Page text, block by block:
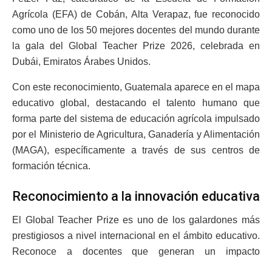
Agrícola (EFA) de Cobán, Alta Verapaz, fue reconocido
como uno de los 50 mejores docentes del mundo durante
la gala del Global Teacher Prize 2026, celebrada en
Dubái, Emiratos Árabes Unidos.
Con este reconocimiento, Guatemala aparece en el mapa
educativo global, destacando el talento humano que
forma parte del sistema de educación agrícola impulsado
por el Ministerio de Agricultura, Ganadería y Alimentación
(MAGA), específicamente a través de sus centros de
formación técnica.
Reconocimiento a la innovación educativa
El Global Teacher Prize es uno de los galardones más
prestigiosos a nivel internacional en el ámbito educativo.
Reconoce a docentes que generan un impacto